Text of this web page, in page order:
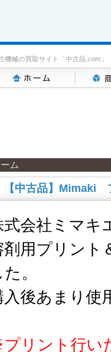
機械の買取サイト「中古品.com」
ム
【中古品】
式会社ミマキ
剤用プリント
た。
入後あまり使
リント行い